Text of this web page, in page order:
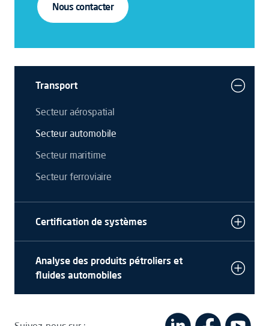
Nous contacter
Transport
Secteur aérospatial
Secteur automobile
Secteur maritime
Secteur ferroviaire
Certification de systèmes
Analyse des produits pétroliers et
fluides automobiles